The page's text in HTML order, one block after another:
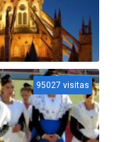
95027 visitas